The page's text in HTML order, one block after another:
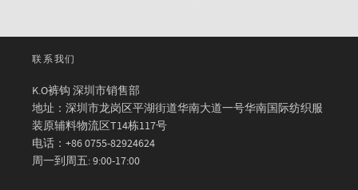
联系我们
K.O裤钩 深圳市销售部
地址：深圳市龙岗区平湖街道华南大道一号华南国际纺织服
装原辅料物流区T14栋117号
电话：+86 0755-82924624
周一到周五: 9:00-17:00